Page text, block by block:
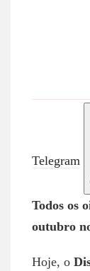
Telegram
Todos os
outubro
Hoje, o